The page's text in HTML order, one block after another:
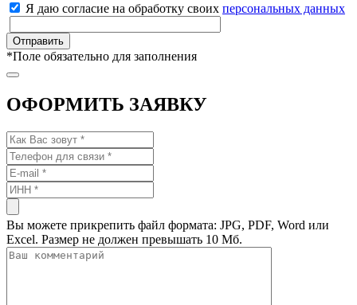
Я даю согласие на обработку своих персональных данных
*Поле обязательно для заполнения
ОФОРМИТЬ ЗАЯВКУ
Вы можете прикрепить файл формата: JPG, PDF, Word или
Excel. Размер не должен превышать 10 Мб.